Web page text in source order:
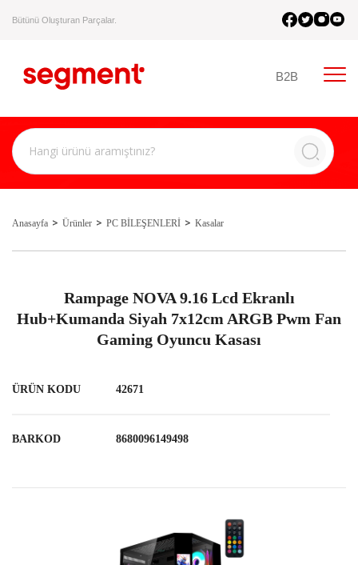
Bütünü Oluşturan Parçalar.
B2B
Anasayfa Ürünler PC BİLEŞENLERİ Kasalar
Rampage NOVA 9.16 Lcd Ekranlı
Hub+Kumanda Siyah 7x12cm ARGB Pwm Fan
Gaming Oyuncu Kasası
ÜRÜN KODU 42671
BARKOD 8680096149498